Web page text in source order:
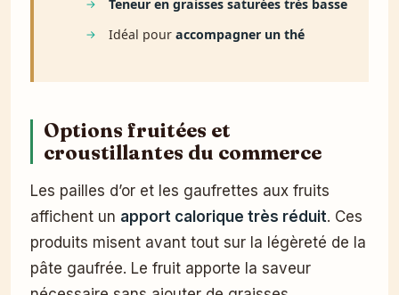
Teneur en graisses saturées très basse
Idéal pouraccompagner un thé
Options fruitées et
croustillantes du commerce
Les pailles d’or et les gaufrettes aux fruits
affichent un apport calorique très réduit. Ces
produits misent avant tout sur la légèreté de la
pâte gaufrée. Le fruit apporte la saveur